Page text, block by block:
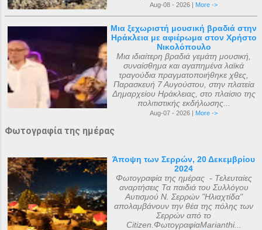
Aug-08 - 2026 | More ->
Μια ξεχωριστή μουσική βραδιά στην
Ηράκλεια με αφιέρωμα στον Χρήστο
Νικολόπουλο
Μια ιδιαίτερη βραδιά γεμάτη μουσική,
συναίσθημα και αγαπημένα λαϊκά
τραγούδια πραγματοποιήθηκε χθες,
Παρασκευή 7 Αυγούστου, στην πλατεία
Δημαρχείου Ηράκλειας, στο πλαίσιο της
πολιτιστικής εκδήλωσης...
Aug-07 - 2026 | More ->
Φωτογραφία της ημέρας
Άποψη των Σερρών, 20 Δεκεμβρίου
2024
Φωτογραφία της ημέρας - Τελευταίες
αναρτήσεις Τα παιδιά του Συλλόγου
Αυτισμού Ν. Σερρών "Ηλιαχτίδα"
απολαμβάνουν την θέα της πόλης των
Σερρών από το
Citizen.ΦωτογραφίαMarianthi...